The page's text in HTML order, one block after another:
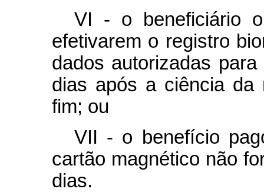
VI - o beneficiário
efetivarem o registro
dados autorizadas
dias após a ciência da
fim; ou
VII - o benefício
cartão magnético não
dias.